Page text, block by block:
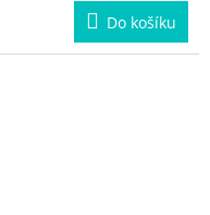
Do košíku